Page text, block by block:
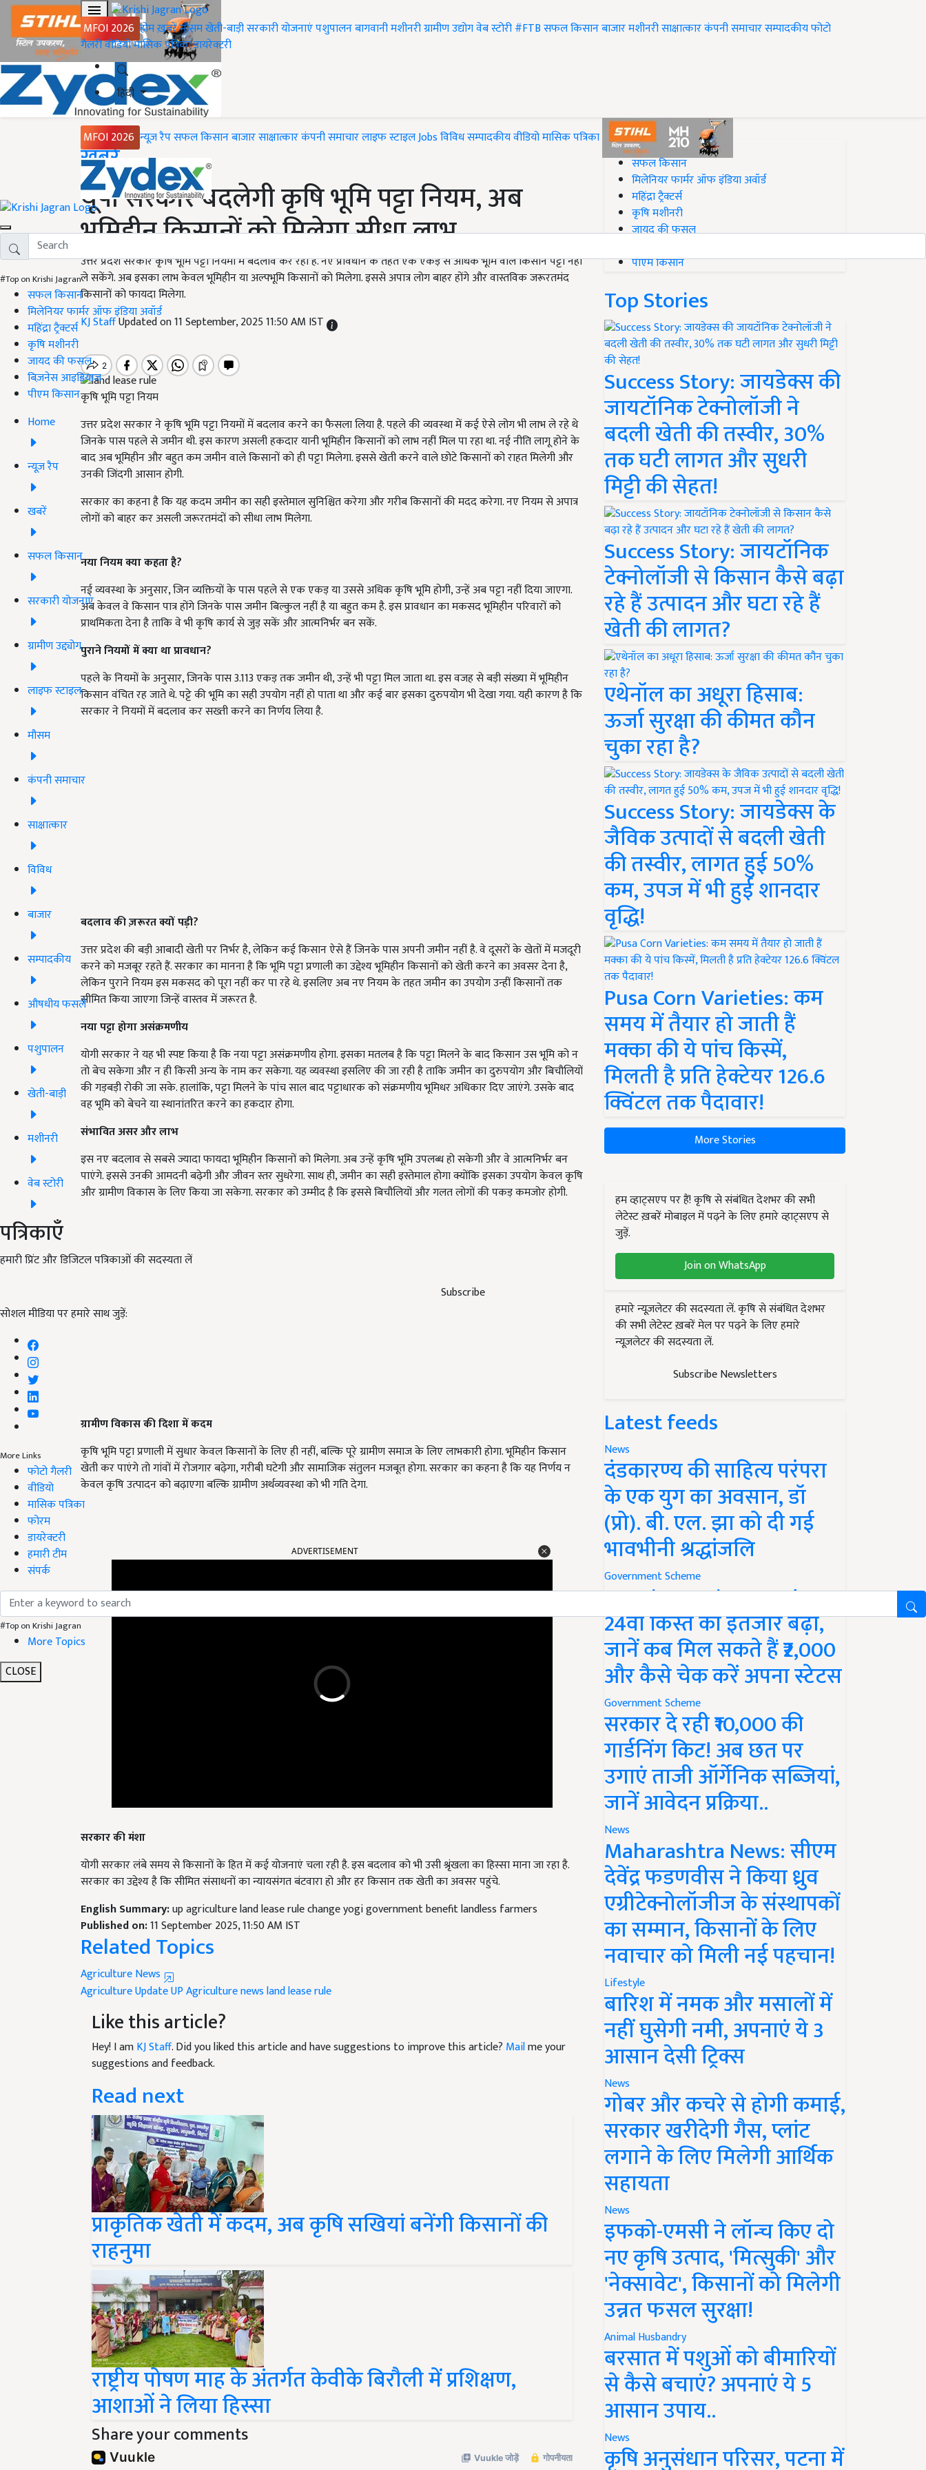
MFOI 2026 होमख़बरेंमौसमखेती-बाड़ीसरकारी योजनाएंपशुपालनबागवानीमशीनरीग्रामीण उद्योगवेब स्टोरी#FTBसफल किसानबाजारमशीनरीसाक्षात्कारकंपनी समाचारसम्पादकीयफोटो
गैलरीवीडियोमासिक पत्रिकाडायरेक्टरी
हिंदी
MFOI 2026 न्यूज़ रैपसफल किसानबाजारसाक्षात्कारकंपनी समाचारलाइफ स्टाइलJobsविविधसम्पादकीयवीडियोमासिक पत्रिका
#Top on Krishi Jagran
सफल किसान
मिलेनियर फार्मर ऑफ इंडिया अवॉर्ड
महिंद्रा ट्रैक्टर्स
कृषि मशीनरी
जायद की फसल
बिज़नेस आइडियाज
पीएम किसान
Home
न्यूज़ रैप
खबरें
सफल किसान
सरकारी योजनाएं
ग्रामीण उद्द्योग
लाइफ स्टाइल
मौसम
कंपनी समाचार
साक्षात्कार
विविध
बाजार
सम्पादकीय
औषधीय फसलें
पशुपालन
खेती-बाड़ी
मशीनरी
वेब स्टोरी
पत्रिकाएँ
हमारी प्रिंट और डिजिटल पत्रिकाओं की सदस्यता लें
Subscribe
सोशल मीडिया पर हमारे साथ जुड़ें:
More Links
फोटो गैलरी
वीडियो
मासिक पत्रिका
फोरम
डायरेक्टरी
हमारी टीम
संपर्क
#Top on Krishi Jagran
More Topics
CLOSE
Home
ख़बरें
यूपी सरकार बदलेगी कृषि भूमि पट्टा नियम, अब
भूमिहीन किसानों को मिलेगा सीधा लाभ
उत्तर प्रदेश सरकार कृषि भूमि पट्टा नियमों में बदलाव कर रही है. नए प्रावधान के तहत एक एकड़ से अधिक भूमि वाले किसान पट्टा नहीं
ले सकेंगे. अब इसका लाभ केवल भूमिहीन या अल्पभूमि किसानों को मिलेगा. इससे अपात्र लोग बाहर होंगे और वास्तविक जरूरतमंद
किसानों को फायदा मिलेगा.
KJ StaffUpdated on 11 September, 2025 11:50 AM IST
कृषि भूमि पट्टा नियम
उत्तर प्रदेश सरकार ने कृषि भूमि पट्टा नियमों में बदलाव करने का फैसला लिया है. पहले की व्यवस्था में कई ऐसे लोग भी लाभ ले रहे थे
जिनके पास पहले से जमीन थी. इस कारण असली हकदार यानी भूमिहीन किसानों को लाभ नहीं मिल पा रहा था. नई नीति लागू होने के
बाद अब भूमिहीन और बहुत कम जमीन वाले किसानों को ही पट्टा मिलेगा. इससे खेती करने वाले छोटे किसानों को राहत मिलेगी और
उनकी जिंदगी आसान होगी.
सरकार का कहना है कि यह कदम जमीन का सही इस्तेमाल सुनिश्चित करेगा और गरीब किसानों की मदद करेगा. नए नियम से अपात्र
लोगों को बाहर कर असली जरूरतमंदों को सीधा लाभ मिलेगा.
नया नियम क्या कहता है?
नई व्यवस्था के अनुसार, जिन व्यक्तियों के पास पहले से एक एकड़ या उससे अधिक कृषि भूमि होगी, उन्हें अब पट्टा नहीं दिया जाएगा.
अब केवल वे किसान पात्र होंगे जिनके पास जमीन बिल्कुल नहीं है या बहुत कम है. इस प्रावधान का मकसद भूमिहीन परिवारों को
प्राथमिकता देना है ताकि वे भी कृषि कार्य से जुड़ सकें और आत्मनिर्भर बन सकें.
पुराने नियमों में क्या था प्रावधान?
पहले के नियमों के अनुसार, जिनके पास 3.113 एकड़ तक जमीन थी, उन्हें भी पट्टा मिल जाता था. इस वजह से बड़ी संख्या में भूमिहीन
किसान वंचित रह जाते थे. पट्टे की भूमि का सही उपयोग नहीं हो पाता था और कई बार इसका दुरुपयोग भी देखा गया. यही कारण है कि
सरकार ने नियमों में बदलाव कर सख्ती करने का निर्णय लिया है.
बदलाव की ज़रूरत क्यों पड़ी?
उत्तर प्रदेश की बड़ी आबादी खेती पर निर्भर है, लेकिन कई किसान ऐसे हैं जिनके पास अपनी जमीन नहीं है. वे दूसरों के खेतों में मजदूरी
करने को मजबूर रहते हैं. सरकार का मानना है कि भूमि पट्टा प्रणाली का उद्देश्य भूमिहीन किसानों को खेती करने का अवसर देना है,
लेकिन पुराने नियम इस मकसद को पूरा नहीं कर पा रहे थे. इसलिए अब नए नियम के तहत जमीन का उपयोग उन्हीं किसानों तक
सीमित किया जाएगा जिन्हें वास्तव में जरूरत है.
नया पट्टा होगा असंक्रमणीय
योगी सरकार ने यह भी स्पष्ट किया है कि नया पट्टा असंक्रमणीय होगा. इसका मतलब है कि पट्टा मिलने के बाद किसान उस भूमि को न
तो बेच सकेगा और न ही किसी अन्य के नाम कर सकेगा. यह व्यवस्था इसलिए की जा रही है ताकि जमीन का दुरुपयोग और बिचौलियों
की गड़बड़ी रोकी जा सके. हालांकि, पट्टा मिलने के पांच साल बाद पट्टाधारक को संक्रमणीय भूमिधर अधिकार दिए जाएंगे. उसके बाद
वह भूमि को बेचने या स्थानांतरित करने का हकदार होगा.
संभावित असर और लाभ
इस नए बदलाव से सबसे ज्यादा फायदा भूमिहीन किसानों को मिलेगा. अब उन्हें कृषि भूमि उपलब्ध हो सकेगी और वे आत्मनिर्भर बन
पाएंगे. इससे उनकी आमदनी बढ़ेगी और जीवन स्तर सुधरेगा. साथ ही, जमीन का सही इस्तेमाल होगा क्योंकि इसका उपयोग केवल कृषि
और ग्रामीण विकास के लिए किया जा सकेगा. सरकार को उम्मीद है कि इससे बिचौलियों और गलत लोगों की पकड़ कमजोर होगी.
ग्रामीण विकास की दिशा में कदम
कृषि भूमि पट्टा प्रणाली में सुधार केवल किसानों के लिए ही नहीं, बल्कि पूरे ग्रामीण समाज के लिए लाभकारी होगा. भूमिहीन किसान
खेती कर पाएंगे तो गांवों में रोजगार बढ़ेगा, गरीबी घटेगी और सामाजिक संतुलन मजबूत होगा. सरकार का कहना है कि यह निर्णय न
केवल कृषि उत्पादन को बढ़ाएगा बल्कि ग्रामीण अर्थव्यवस्था को भी गति देगा.
सरकार का उद्देश्य है कि सीमित संसाधनों का न्यायसंगत बंटवारा हो और हर किसान तक खेती का अवसर पहुंचे.
English Summary:
up agriculture land lease rule change yogi government benefit landless farmers
Published on:11 September 2025, 11:50 AM IST
Related Topics
Agriculture News
Agriculture UpdateUP Agriculture news
Like this article?
Hey! I amKJ Staff. Did you liked this article and have suggestions to improve this article?
suggestions and feedback.
Read next
प्राकृतिक खेती में कदम, अब कृषि सखियां बनेंगी किसानों की
राहनुमा
राष्ट्रीय पोषण माह के अंतर्गत केवीके बिरौली में प्रशिक्षण,
आशाओं ने लिया हिस्सा
Share your comments
#Top on Krishi Jagran
सफल किसान
मिलेनियर फार्मर ऑफ इंडिया अवॉर्ड
महिंद्रा ट्रैक्टर्स
कृषि मशीनरी
जायद की फसल
पीएम किसान
Top Stories
Success Story: जायडेक्स की
जायटॉनिक टेक्नोलॉजी ने
बदली खेती की तस्वीर, 30%
तक घटी लागत और सुधरी
मिट्टी की सेहत!
Success Story: जायटॉनिक
टेक्नोलॉजी से किसान कैसे बढ़ा
रहे हैं उत्पादन और घटा रहे हैं
खेती की लागत?
एथेनॉल का अधूरा हिसाब:
ऊर्जा सुरक्षा की कीमत कौन
चुका रहा है?
Success Story: जायडेक्स के
जैविक उत्पादों से बदली खेती
की तस्वीर, लागत हुई 50%
कम, उपज में भी हुई शानदार
वृद्धि!
Pusa Corn Varieties: कम
समय में तैयार हो जाती हैं
मक्का की ये पांच किस्में,
मिलती है प्रति हेक्टेयर 126.6
क्विंटल तक पैदावार!
More Stories
हम व्हाट्सएप पर हैं! कृषि से संबंधित देशभर की सभी
लेटेस्ट ख़बरें मोबाइल में पढ़ने के लिए हमारे व्हाट्सएप से
जुड़ें.
Join on WhatsApp
हमारे न्यूज़लेटर की सदस्यता लें. कृषि से संबंधित देशभर
की सभी लेटेस्ट ख़बरें मेल पर पढ़ने के लिए हमारे
न्यूज़लेटर की सदस्यता लें.
Subscribe Newsletters
Latest feeds
News
दंडकारण्य की साहित्य परंपरा
के एक युग का अवसान, डॉ
(प्रो). बी. एल. झा को दी गई
भावभीनी श्रद्धांजलि
Government Scheme
PM Kisan Yojana Update:
24वीं किस्त का इंतजार बढ़ा,
जानें कब मिल सकते हैं ₹2,000
और कैसे चेक करें अपना स्टेटस
Government Scheme
सरकार दे रही ₹10,000 की
गार्डनिंग किट! अब छत पर
उगाएं ताजी ऑर्गेनिक सब्जियां,
जानें आवेदन प्रक्रिया..
News
Maharashtra News: सीएम
देवेंद्र फडणवीस ने किया ध्रुव
एग्रीटेक्नोलॉजीज के संस्थापकों
का सम्मान, किसानों के लिए
नवाचार को मिली नई पहचान!
Lifestyle
बारिश में नमक और मसालों में
नहीं घुसेगी नमी, अपनाएं ये 3
आसान देसी ट्रिक्स
News
गोबर और कचरे से होगी कमाई,
सरकार खरीदेगी गैस, प्लांट
लगाने के लिए मिलेगी आर्थिक
सहायता
News
इफको-एमसी ने लॉन्च किए दो
नए कृषि उत्पाद, 'मित्सुकी' और
'नेक्सावेट', किसानों को मिलेगी
उन्नत फसल सुरक्षा!
Animal Husbandry
बरसात में पशुओं को बीमारियों
से कैसे बचाएं? अपनाएं ये 5
आसान उपाय..
News
कृषि अनुसंधान परिसर, पटना में